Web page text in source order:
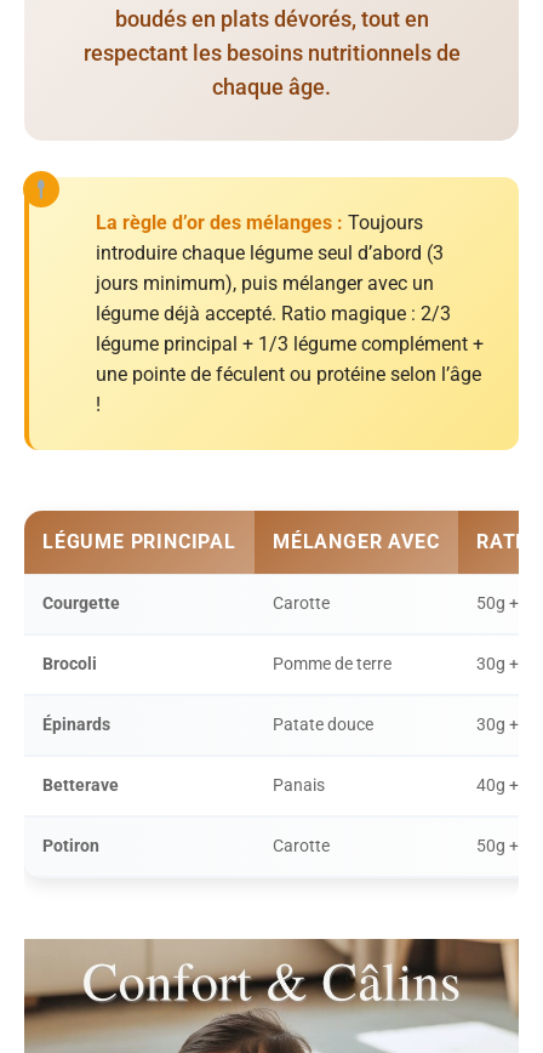
boudés en plats dévorés, tout en
respectant les besoins nutritionnels de
chaque âge.
La règle d’or des mélanges : Toujours
introduire chaque légume seul d’abord (3
jours minimum), puis mélanger avec un
légume déjà accepté. Ratio magique : 2/3
légume principal + 1/3 légume complément +
une pointe de féculent ou protéine selon l’âge
!
LÉGUME PRINCIPAL MÉLANGER AVEC
Courgette Carotte 50g +
Brocoli Pomme de terre 30g +
Épinards Patate douce 30g +
Betterave Panais 40g +
Potiron Carotte 50g +